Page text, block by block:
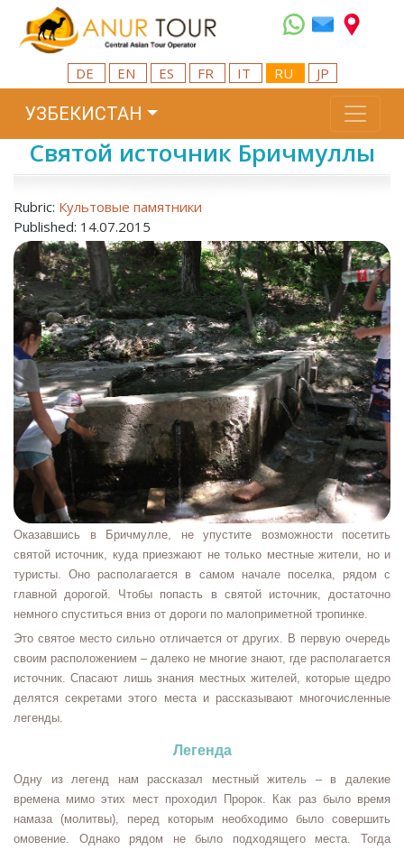
DE EN ES FR IT RU JP
УЗБЕКИСТАН
Святой источник Бричмуллы
Rubric: Культовые памятники
Published: 14.07.2015
Оказавшись в Бричмулле, не упустите возможности посетить
святой источник, куда приезжают не только местные жители, но и
туристы. Оно располагается в самом начале поселка, рядом с
главной дорогой. Чтобы попасть в святой источник, достаточно
немного спуститься вниз от дороги по малоприметной тропинке.
Это святое место сильно отличается от других. В первую очередь
своим расположением – далеко не многие знают, где располагается
источник. Спасают лишь знания местных жителей, которые щедро
делятся секретами этого места и рассказывают многочисленные
легенды.
Легенда
Одну из легенд нам рассказал местный житель – в далекие
времена мимо этих мест проходил Пророк. Как раз было время
намаза (молитвы), перед которым необходимо было совершить
омовение. Однако рядом не было подходящего места. Тогда